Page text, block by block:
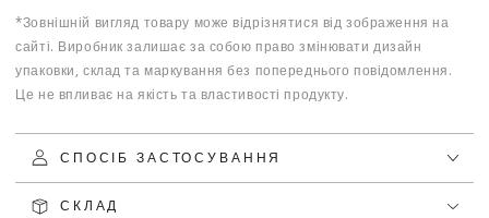
*Зовнішній вигляд товару може відрізнятися від зображення на
сайті. Виробник залишає за собою право змінювати дизайн
упаковки, склад та маркування без попереднього повідомлення.
Це не впливає на якість та властивості продукту.
СПОСІБ ЗАСТОСУВАННЯ
СКЛАД